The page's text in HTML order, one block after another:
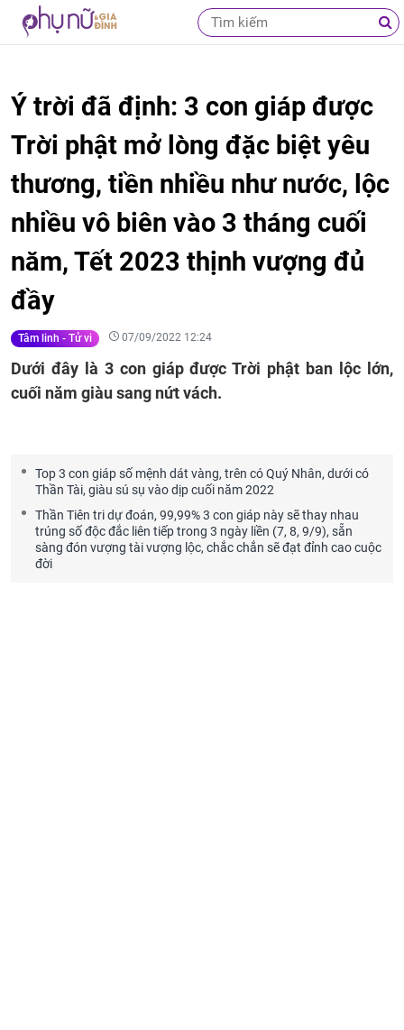
Ý trời đã định: 3 con giáp được
Trời phật mở lòng đặc biệt yêu
thương, tiền nhiều như nước, lộc
nhiều vô biên vào 3 tháng cuối
năm, Tết 2023 thịnh vượng đủ
đầy
Tâm linh - Tử vi 07/09/2022 12:24
Dưới đây là 3 con giáp được Trời phật ban lộc lớn,
cuối năm giàu sang nứt vách.
Top 3 con giáp số mệnh dát vàng, trên có Quý Nhân, dưới có
Thần Tài, giàu sú sụ vào dịp cuối năm 2022
Thần Tiên tri dự đoán, 99,99% 3 con giáp này sẽ thay nhau
trúng số độc đắc liên tiếp trong 3 ngày liền (7, 8, 9/9), sẵn
sàng đón vượng tài vượng lộc, chắc chắn sẽ đạt đỉnh cao cuộc
đời